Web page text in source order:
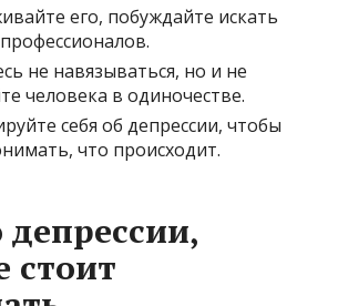
его, побуждайте искать
не навязываться, но и не
человека в одиночестве.
себя об депрессии, чтобы
что происходит.
стоит